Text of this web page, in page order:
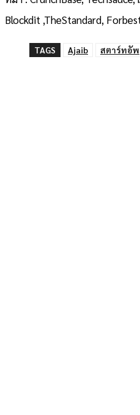
Blockdit ,TheStandard,
TAGS Ajaib สตาร์ทอัพ